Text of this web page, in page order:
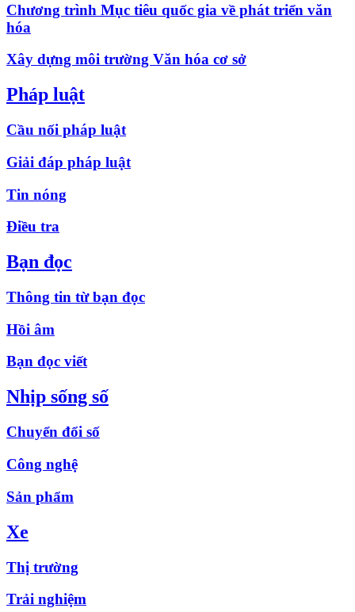
Chương trình Mục tiêu quốc gia về phát triển văn
hóa
Xây dựng môi trường Văn hóa cơ sở
Pháp luật
Cầu nối pháp luật
Giải đáp pháp luật
Tin nóng
Điều tra
Bạn đọc
Thông tin từ bạn đọc
Hồi âm
Bạn đọc viết
Nhịp sống số
Chuyển đổi số
Công nghệ
Sản phẩm
Xe
Thị trường
Trải nghiệm